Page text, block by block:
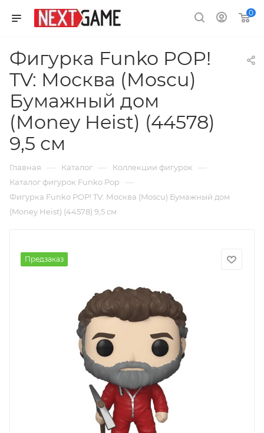
0
Фигурка Funko POP!
TV: Москва (Moscu)
Бумажный дом
(Money Heist) (44578)
9,5 см
Главная — Каталог — Коллекции фигурок —
Каталог фигурок Funko Pop —
Фигурка Funko POP! TV: Москва (Moscu) Бумажный дом
(Money Heist) (44578) 9,5 см
Предзаказ